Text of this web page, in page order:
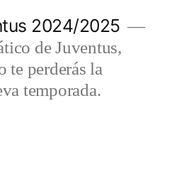
2024/2025
de Juventus,
te perderás la
temporada.